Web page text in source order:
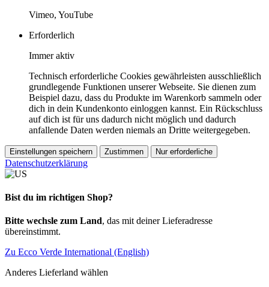
Vimeo, YouTube
Erforderlich
Immer aktiv
Technisch erforderliche Cookies gewährleisten ausschließlich
grundlegende Funktionen unserer Webseite. Sie dienen zum
Beispiel dazu, dass du Produkte im Warenkorb sammeln oder
dich in dein Kundenkonto einloggen kannst. Ein Rückschluss
auf dich ist für uns dadurch nicht möglich und dadurch
anfallende Daten werden niemals an Dritte weitergegeben.
Einstellungen speichern Zustimmen Nur erforderliche
Datenschutzerklärung
Bist du im richtigen Shop?
Bitte wechsle zum Land, das mit deiner Lieferadresse
übereinstimmt.
Zu Ecco Verde International (English)
Anderes Lieferland wählen